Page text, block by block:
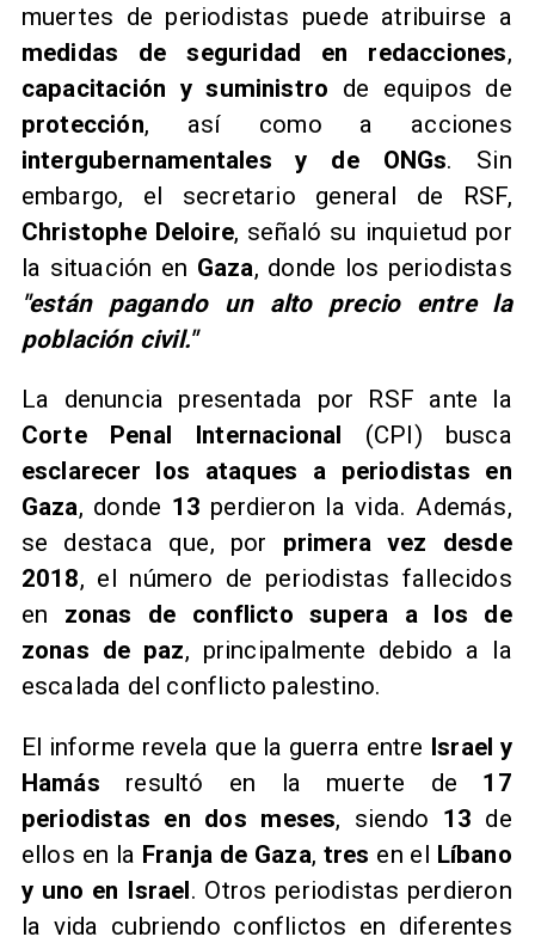
muertes de periodistas puede atribuirse a
medidas de seguridad en redacciones,
capacitación y suministro de equipos de
protección, así como a acciones
intergubernamentales y de ONGs. Sin
embargo, el secretario general de RSF,
Christophe Deloire, señaló su inquietud por
la situación en Gaza, donde los periodistas
"están pagando un alto precio entre la
población civil."
​La denuncia presentada por RSF ante la
Corte Penal Internacional
(CPI) busca
esclarecer los ataques a periodistas en
Gaza, donde 13 perdieron la vida. Además,
se destaca que, por primera vez desde
2018, el número de periodistas fallecidos
en zonas de conflicto supera a los de
zonas de paz, principalmente debido a la
escalada del conflicto palestino.
​El informe revela que la guerra entre Israel y
Hamás resultó en la muerte de 17
periodistas en dos meses, siendo 13 de
ellos en la Franja de Gaza, tres en el Líbano
y uno en Israel. Otros periodistas perdieron
la vida cubriendo conflictos en diferentes